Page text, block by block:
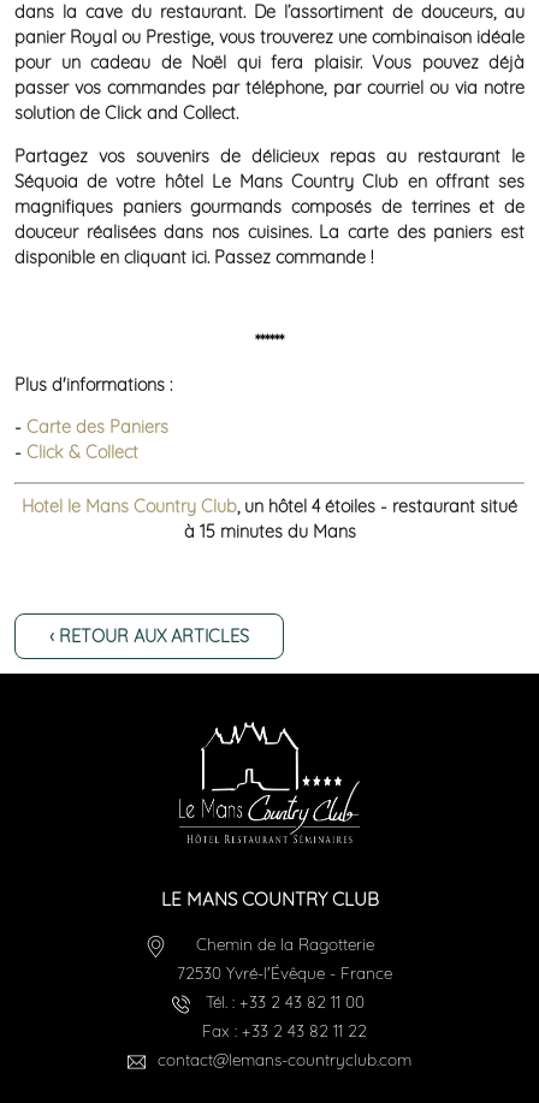
dans la cave du restaurant. De l’assortiment de douceurs, au
panier Royal ou Prestige, vous trouverez une combinaison idéale
pour un cadeau de Noël qui fera plaisir. Vous pouvez déjà
passer vos commandes par téléphone, par courriel ou via notre
solution de Click and Collect.
Partagez vos souvenirs de délicieux repas au restaurant le
Séquoia de votre hôtel Le Mans Country Club en offrant ses
magnifiques paniers gourmands composés de terrines et de
douceur réalisées dans nos cuisines. La carte des paniers est
disponible en cliquant ici. Passez commande !
******
Plus d'informations :
- Carte des Paniers
- Click & Collect
Hotel le Mans Country Club, un hôtel 4 étoiles - restaurant situé
à 15 minutes du Mans
‹ RETOUR AUX ARTICLES
LE MANS COUNTRY CLUB
Chemin de la Ragotterie
72530 Yvré-l'Évêque - France
Tél. : +33 2 43 82 11 00
Fax : +33 2 43 82 11 22
contact@lemans-countryclub.com